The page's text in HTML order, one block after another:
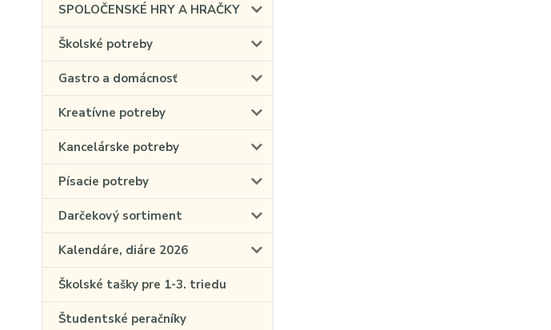
SPOLOČENSKÉ HRY A HRAČKY
Školské potreby
Gastro a domácnosť
Kreatívne potreby
Kancelárske potreby
Písacie potreby
Darčekový sortiment
Kalendáre, diáre 2026
Školské tašky pre 1-3. triedu
Študentské peračníky